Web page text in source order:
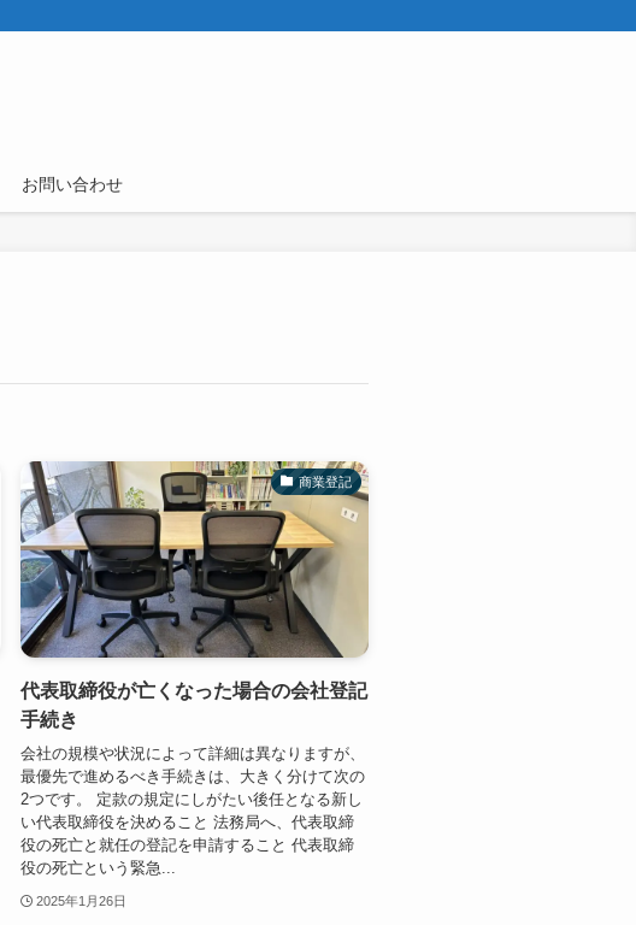
お問い合わせ
商業登記
代表取締役が亡くなった場合の会社登記
手続き
会社の規模や状況によって詳細は異なりますが、
最優先で進めるべき手続きは、大きく分けて次の
2つです。 定款の規定にしがたい後任となる新し
い代表取締役を決めること 法務局へ、代表取締
役の死亡と就任の登記を申請すること 代表取締
役の死亡という緊急...
2025年1月26日